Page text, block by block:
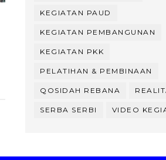
KEGIATAN PAUD
KEGIATAN PEMBANGUNAN
KEGIATAN PKK
PELATIHAN & PEMBINAAN
QOSIDAH REBANA
SERBA SERBI VIDEO